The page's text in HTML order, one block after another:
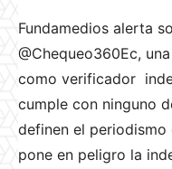
Fundamedios alerta
@Chequeo360Ec,
como verificador
cumple con ninguno
definen el
pone en peligro la